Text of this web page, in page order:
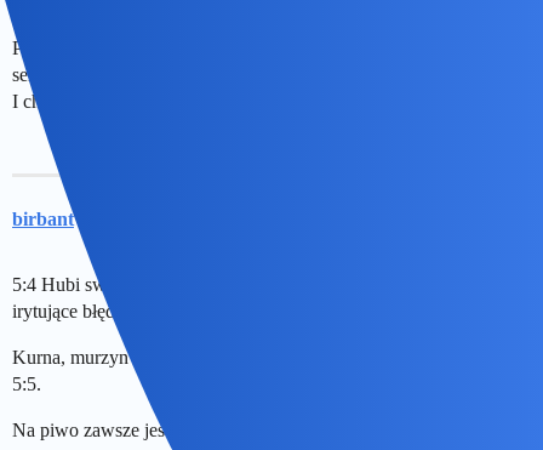
Podoba mi się ten Paragwajczyk…Ale chyba tylko przy swoim
serwie…Trudno mi się na tym skupić bo czekam na Maję…
I chyba czas na piwo.
birbant
5:4 Hubi swe podanie wygrał na przewagi a mógł na czysto. Robi
irytujące błędy w dobrych sytuacjach.
Kurna, murzyn zrobił aut i wykłóca się z sędziną.
5:5.
Na piwo zawsze jest czas.